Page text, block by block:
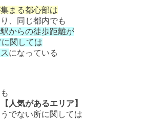
まる都心部は
、同じ都内でも
からの徒歩距離が
関しては
になっている
【人気があるエリア】
でない所に関しては